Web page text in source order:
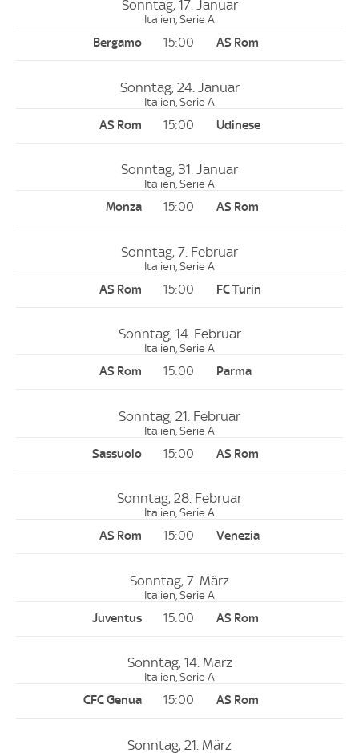
Sonntag, 17. Januar
Italien, Serie A
15:00
Sonntag, 24. Januar
Italien, Serie A
15:00
Sonntag, 31. Januar
Italien, Serie A
15:00
Sonntag, 7. Februar
Italien, Serie A
15:00
Sonntag, 14. Februar
Italien, Serie A
15:00
Sonntag, 21. Februar
Italien, Serie A
15:00
Sonntag, 28. Februar
Italien, Serie A
15:00
Sonntag, 7. März
Italien, Serie A
15:00
Sonntag, 14. März
Italien, Serie A
15:00
Sonntag, 21. März